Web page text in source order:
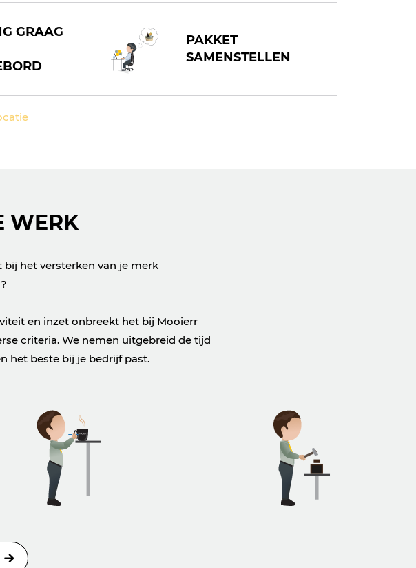
GRAAG
PAKKET
SAMENSTELLEN
WERK
het versterken van je merk
en inzet onbreekt het bij Mooierr
criteria. We nemen uitgebreid de tijd
het beste bij je bedrijf past.